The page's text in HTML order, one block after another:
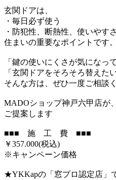
玄関ドアは、
・毎日必ず使う
・防犯性、断熱性、使いやす
住まいの重要なポイントです。
「鍵の使いにくさが気になっ
「玄関ドアをそろそろ替えたい
そんな方は、ぜひ一度ご相談
MADOショップ神戸六甲店が
ご提案します
■■■ 施 工 費 ■■■
￥357.000(税込)
※キャンペーン価格
★YKKapの「窓プロ認定店」